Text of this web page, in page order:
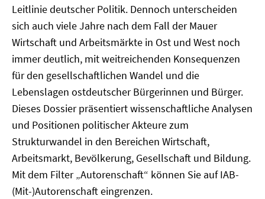
Leitlinie deutscher Politik. Dennoch unterscheiden
sich auch viele Jahre nach dem Fall der Mauer
Wirtschaft und Arbeitsmärkte in Ost und West noch
immer deutlich, mit weitreichenden Konsequenzen
für den gesellschaftlichen Wandel und die
Lebenslagen ostdeutscher Bürgerinnen und Bürger.
Dieses Dossier präsentiert wissenschaftliche Analysen
und Positionen politischer Akteure zum
Strukturwandel in den Bereichen Wirtschaft,
Arbeitsmarkt, Bevölkerung, Gesellschaft und Bildung.
Mit dem Filter „Autorenschaft“ können Sie auf IAB-
(Mit-)Autorenschaft eingrenzen.